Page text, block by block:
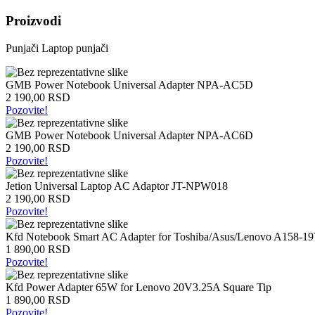
laptopovi
laptopovi
laptopovi
Tableti
Laptop
torbe
Tablet
zaštitne
futrole
Matične
ploče
Matične
ploče
za
Intel
Matične
ploče
za
AMD
Procesori
Proizvodi
Punjači Laptop punjači
GMB Power Notebook Universal Adapter NPA-AC5D
2 190,00 RSD
Pozovite!
GMB Power Notebook Universal Adapter NPA-AC6D
2 190,00 RSD
Pozovite!
Jetion Universal Laptop AC Adaptor JT-NPW018
2 190,00 RSD
Pozovite!
Kfd Notebook Smart AC Adapter for Toshiba/Asus/Lenovo A158-
1 890,00 RSD
Pozovite!
Kfd Power Adapter 65W for Lenovo 20V3.25A Square Tip
1 890,00 RSD
Pozovite!